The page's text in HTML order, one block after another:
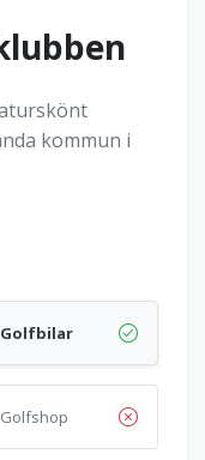
kommun i
Golfbilar
Golfshop